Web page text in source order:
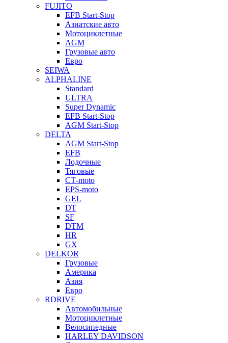
FUJITO
EFB Start-Stop
Азиатские авто
Мотоциклетные
AGM
Грузовые авто
Евро
SEIWA
ALPHALINE
Standard
ULTRA
Super Dynamic
EFB Start-Stop
AGM Start-Stop
DELTA
AGM Start-Stop
EFB
Лодочные
Тяговые
СТ-moto
EPS-moto
GEL
DT
SF
DTM
HR
GX
DELKOR
Грузовые
Америка
Азия
Евро
RDRIVE
Автомобильные
Мотоциклетные
Велосипедные
HARLEY DAVIDSON